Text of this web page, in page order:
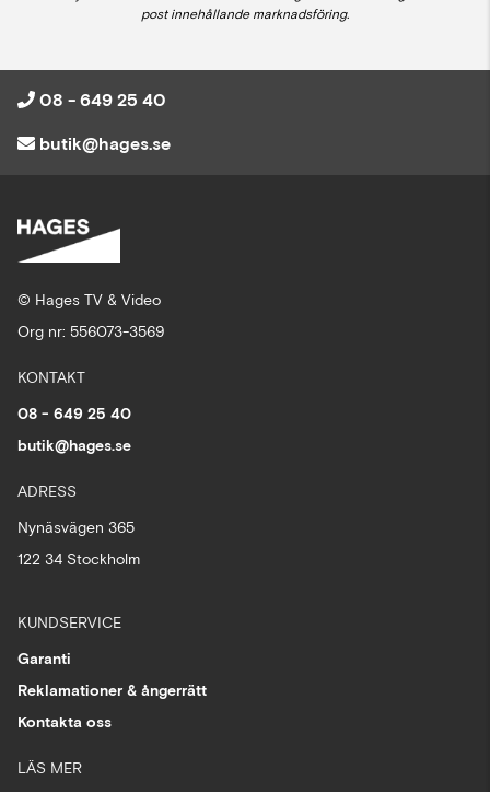
post innehållande marknadsföring.
08 - 649 25 40
butik@hages.se
© Hages TV & Video
Org nr: 556073-3569
KONTAKT
08 - 649 25 40
butik@hages.se
ADRESS
Nynäsvägen 365
122 34 Stockholm
KUNDSERVICE
Garanti
Reklamationer & ångerrätt
Kontakta oss
LÄS MER